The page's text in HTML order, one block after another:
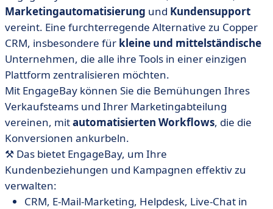
Marketingautomatisierung und Kundensupport
vereint. Eine furchterregende Alternative zu Copper
CRM, insbesondere für kleine und mittelständische
Unternehmen, die alle ihre Tools in einer einzigen
Plattform zentralisieren möchten.
Mit EngageBay können Sie die Bemühungen Ihres
Verkaufsteams und Ihrer Marketingabteilung
vereinen, mitautomatisierten Workflows, die die
Konversionen ankurbeln.
⚒️ Das bietet EngageBay, um Ihre
Kundenbeziehungen und Kampagnen effektiv zu
verwalten:
CRM, E-Mail-Marketing, Helpdesk, Live-Chat in